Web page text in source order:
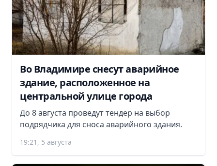
Во Владимире снесут аварийное
здание, расположенное на
центральной улице города
До 8 августа проведут тендер на выбор
подрядчика для сноса аварийного здания.
19:21, 5 августа